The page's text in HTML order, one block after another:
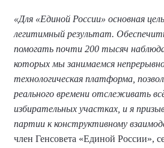
«Для «Единой России» основная
легитимный результат.
помогать почти 200 тысяч
которых мы занимаемся
технологическая платформа,
реального времени отслеживать
избирательных участках, и я
партии к конструктивному
член Генсовета «Единой России»,